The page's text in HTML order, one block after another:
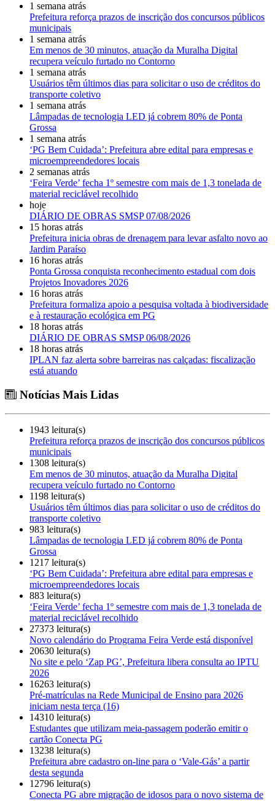
1 semana atrás
Prefeitura reforça prazos de inscrição dos concursos públicos
municipais
1 semana atrás
Em menos de 30 minutos, atuação da Muralha Digital
recupera veículo furtado no Contorno
1 semana atrás
Usuários têm últimos dias para solicitar o uso de créditos do
transporte coletivo
1 semana atrás
Lâmpadas de tecnologia LED já cobrem 80% de Ponta
Grossa
1 semana atrás
‘PG Bem Cuidada’: Prefeitura abre edital para empresas e
microempreendedores locais
2 semanas atrás
‘Feira Verde’ fecha 1º semestre com mais de 1,3 tonelada de
material reciclável recolhido
hoje
DIÁRIO DE OBRAS SMSP 07/08/2026
15 horas atrás
Prefeitura inicia obras de drenagem para levar asfalto novo ao
Jardim Paraíso
16 horas atrás
Ponta Grossa conquista reconhecimento estadual com dois
Projetos Inovadores 2026
16 horas atrás
Prefeitura formaliza apoio a pesquisa voltada à biodiversidade
e à restauração ecológica em PG
18 horas atrás
DIÁRIO DE OBRAS SMSP 06/08/2026
18 horas atrás
IPLAN faz alerta sobre barreiras nas calçadas: fiscalização
está atuando
Notícias Mais Lidas
1943 leitura(s)
Prefeitura reforça prazos de inscrição dos concursos públicos
municipais
1308 leitura(s)
Em menos de 30 minutos, atuação da Muralha Digital
recupera veículo furtado no Contorno
1198 leitura(s)
Usuários têm últimos dias para solicitar o uso de créditos do
transporte coletivo
983 leitura(s)
Lâmpadas de tecnologia LED já cobrem 80% de Ponta
Grossa
1217 leitura(s)
‘PG Bem Cuidada’: Prefeitura abre edital para empresas e
microempreendedores locais
883 leitura(s)
‘Feira Verde’ fecha 1º semestre com mais de 1,3 tonelada de
material reciclável recolhido
27373 leitura(s)
Novo calendário do Programa Feira Verde está disponível
20630 leitura(s)
No site e pelo ‘Zap PG’, Prefeitura libera consulta ao IPTU
2026
16263 leitura(s)
Pré-matrículas na Rede Municipal de Ensino para 2026
iniciam nesta terça (16)
14310 leitura(s)
Estudantes que utilizam meia-passagem poderão emitir o
cartão Conecta PG
13238 leitura(s)
Prefeitura abre cadastro on-line para o ‘Vale-Gás’ a partir
desta segunda
12796 leitura(s)
Conecta PG abre migração de idosos para o novo sistema de